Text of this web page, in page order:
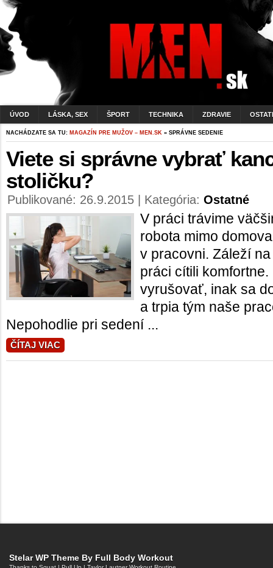
ÚVOD LÁSKA, SEX ŠPORT TECHNIKA ZDRAVIE
NACHÁDZATE SA TU: MAGAZÍN PRE MUŽOV – MEN.SK » SPRÁVNE SEDENIE
Viete si správne vybrať
stoličku?
Publikované: 26.9.2015 | Kategória: Ostatné
V práci trávime
robota mimo
v pracovni. Záleží
práci cítili
vyrušovať, inak sa
a trpia tým naše
Nepohodlie pri sedení ...
ČÍTAJ VIAC
Stelar WP Theme By Full Body Workout